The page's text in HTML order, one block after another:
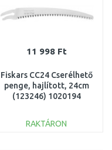
11 998 Ft
Fiskars CC24 Cserélhető
penge, hajlított, 24cm
(123246) 1020194
RAKTÁRON